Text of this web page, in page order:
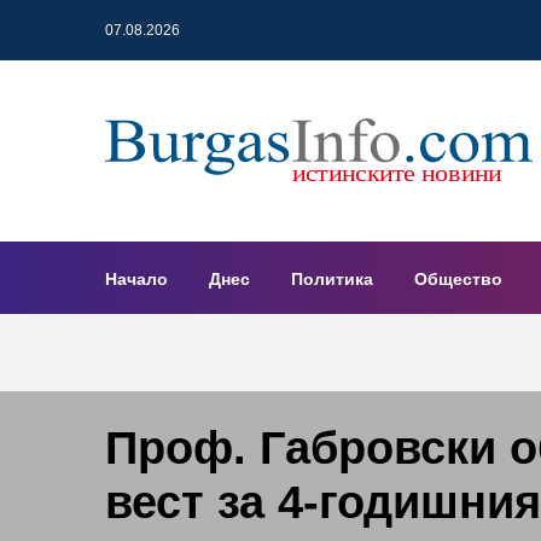
07.08.2026
Начало Днес Политика Общество
Проф. Габровски
вест за 4-